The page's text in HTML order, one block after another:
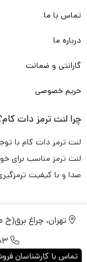
همچون کربن، فایبر،
آزمایش های فنی
عملکرد ترمز گیری
گونه
آسیبی به دیسک
های بیشتر نکند.
علاوه بر آن باتوجه
در ساخت این لنت
متناوب از ترمز
تماس با ما
درباره ما
گارانتی و ضمانت
حریم خصوصی
چرا لنت ترمز دات
لنت ترمز دات کام با
لنت ترمز مناسب برای
صدا و با کیفیت
تهران، چراغ برق(خ
تماس با کارشناسان